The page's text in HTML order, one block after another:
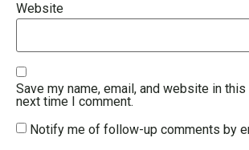
Website
Save my name, email, and website in
next time I comment.
Notify me of follow-up comments by